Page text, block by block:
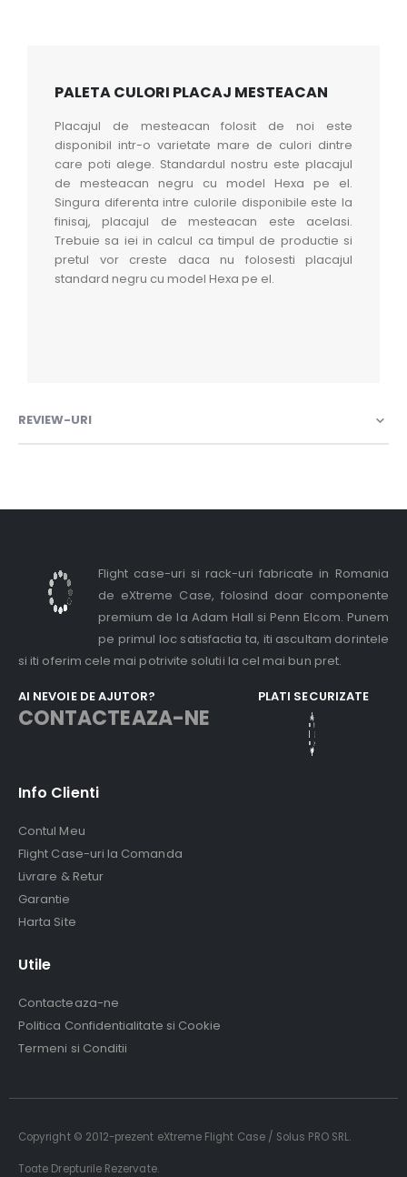
PALETA CULORI PLACAJ MESTEACAN
Placajul de mesteacan folosit de noi este
disponibil intr-o varietate mare de culori dintre
care poti alege. Standardul nostru este placajul
de mesteacan negru cu model Hexa pe el.
Singura diferenta intre culorile disponibile este la
finisaj, placajul de mesteacan este acelasi.
Trebuie sa iei in calcul ca timpul de productie si
pretul vor creste daca nu folosesti placajul
standard negru cu model Hexa pe el.
REVIEW-URI
Flight case-uri si rack-uri fabricate in Romania
de eXtreme Case, folosind doar componente
premium de la Adam Hall si Penn Elcom. Punem
pe primul loc satisfactia ta, iti ascultam dorintele
si iti oferim cele mai potrivite solutii la cel mai bun pret.
AI NEVOIE DE AJUTOR?
CONTACTEAZA-NE
PLATI SECURIZATE
Info Clienti
Contul Meu
Flight Case-uri la Comanda
Livrare & Retur
Garantie
Harta Site
Utile
Contacteaza-ne
Politica Confidentialitate si Cookie
Termeni si Conditii
Copyright © 2012-prezent eXtreme Flight Case / Solus PRO SRL.
Toate Drepturile Rezervate.